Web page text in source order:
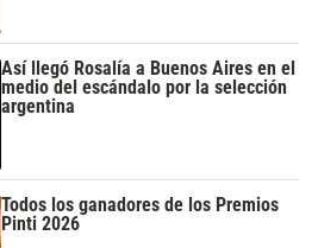
Así llegó Rosalía a Buenos Aires en el
medio del escándalo por la selección
argentina
Todos los ganadores de los Premios
Pinti 2026